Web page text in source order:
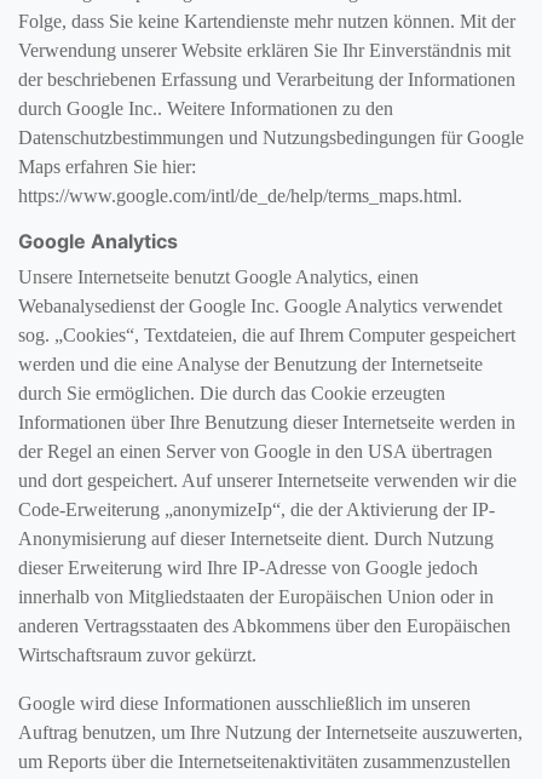
Folge, dass Sie keine Kartendienste mehr nutzen können. Mit der
Verwendung unserer Website erklären Sie Ihr Einverständnis mit
der beschriebenen Erfassung und Verarbeitung der Informationen
durch Google Inc.. Weitere Informationen zu den
Datenschutzbestimmungen und Nutzungsbedingungen für Google
Maps erfahren Sie hier:
https://www.google.com/intl/de_de/help/terms_maps.html.
Google Analytics
Unsere Internetseite benutzt Google Analytics, einen
Webanalysedienst der Google Inc. Google Analytics verwendet
sog. „Cookies“, Textdateien, die auf Ihrem Computer gespeichert
werden und die eine Analyse der Benutzung der Internetseite
durch Sie ermöglichen. Die durch das Cookie erzeugten
Informationen über Ihre Benutzung dieser Internetseite werden in
der Regel an einen Server von Google in den USA übertragen
und dort gespeichert. Auf unserer Internetseite verwenden wir die
Code-Erweiterung „anonymizeIp“, die der Aktivierung der IP-
Anonymisierung auf dieser Internetseite dient. Durch Nutzung
dieser Erweiterung wird Ihre IP-Adresse von Google jedoch
innerhalb von Mitgliedstaaten der Europäischen Union oder in
anderen Vertragsstaaten des Abkommens über den Europäischen
Wirtschaftsraum zuvor gekürzt.
Google wird diese Informationen ausschließlich im unseren
Auftrag benutzen, um Ihre Nutzung der Internetseite auszuwerten,
um Reports über die Internetseitenaktivitäten zusammenzustellen